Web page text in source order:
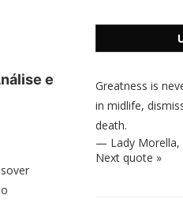
e
Greatness is
in midlife,
death.
— Lady Morella,
Next quote »